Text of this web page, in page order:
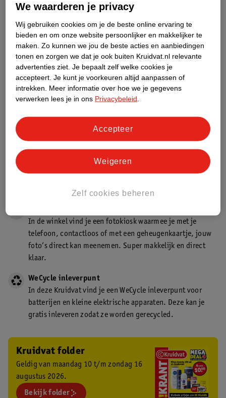
gezondheidsvraag ook is, stel hem aan
ons!
Stel je gezondheidsvraag
Ook in deze winkel
Kruidvat.nl ophaalpunt
winkel. Zo hoef je niet thuis te blijven voor de Kruidvat
Kruidvat is een gecertificeerd drogist. Dit betekent dat je
winkel én online!
In de winkel vind je een fotokiosk waarmee je met je
telefoon, contactloos of met een geheugenkaartje, jouw
foto’s direct kan meenemen. Super makkelijk en direct
klaar.
WeCycle inleverpunt
In deze Kruidvat vind je een WeCycle inleverpunt voor
batterijen en kleine elektrische apparaten. Deze kan je
gratis inleveren zodat ze worden gerecycled.
Kruidvat folder
Geldig van maandag 10 t/m zondag 16
augustus 2026.
Bekijk folder
We waarderen je privacy
Wij gebruiken cookies om je de beste online ervaring te
bieden en om onze website persoonlijker en makkelijker te
maken. Zo kunnen we jou de beste acties en aanbiedingen
tonen en zorgen we dat je ook buiten Kruidvat.nl relevante
advertenties ziet. Je bepaalt zelf welke cookies je
accepteert. Je kunt je voorkeuren altijd aanpassen of
intrekken.
Meer informatie over hoe we je gegevens
verwerken lees je in ons Privacybeleid
Zelf cookies beheren
Weigeren
Accepteer